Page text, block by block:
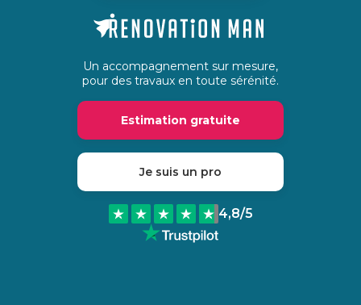
Un accompagnement sur mesure,
pour des travaux en toute sérénité.
Estimation gratuite
Je suis un pro
4,8/5